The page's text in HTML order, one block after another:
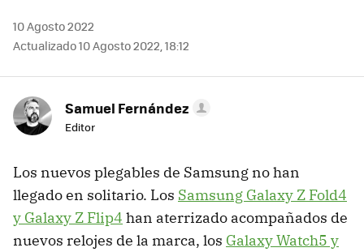
10 Agosto 2022
Actualizado 10 Agosto 2022, 18:12
Samuel Fernández
Editor
Los nuevos plegables de Samsung no han
llegado en solitario. Los Samsung Galaxy Z Fold4
y Galaxy Z Flip4 han aterrizado acompañados de
nuevos relojes de la marca, los Galaxy Watch5 y